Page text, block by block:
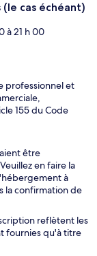
cas échéant)
à 21 h 00
professionnel et
155 du Code
être
en faire la
à
la confirmation de
reflètent les
fournies qu'à titre